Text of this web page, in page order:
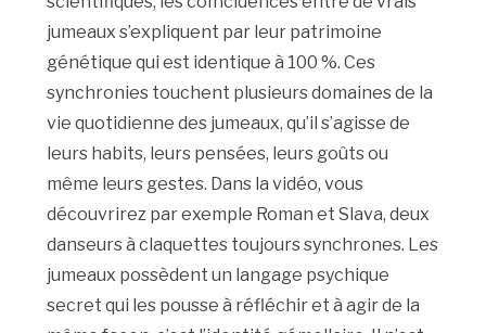
jumeaux s’expliquent par leur patrimoine
génétique qui est identique à 100 %. Ces
synchronies touchent plusieurs domaines de la
vie quotidienne des jumeaux, qu’il s’agisse de
leurs habits, leurs pensées, leurs goûts ou
même leurs gestes. Dans la vidéo, vous
découvrirez par exemple Roman et Slava, deux
danseurs à claquettes toujours synchrones. Les
jumeaux possèdent un langage psychique
secret qui les pousse à réfléchir et à agir de la